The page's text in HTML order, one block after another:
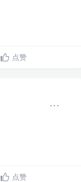
点赞
点赞